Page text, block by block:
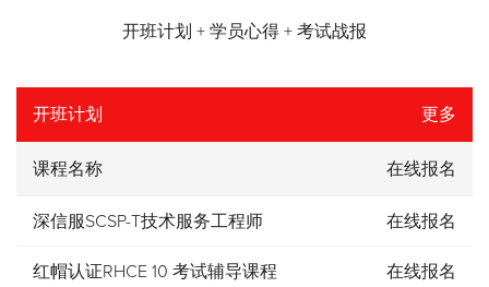
开班计划 + 学员心得 + 考试战报
开班计划 更多
课程名称 在线报名
深信服SCSP-T技术服务工程师 在线报名
红帽认证RHCE 10 考试辅导课程 在线报名